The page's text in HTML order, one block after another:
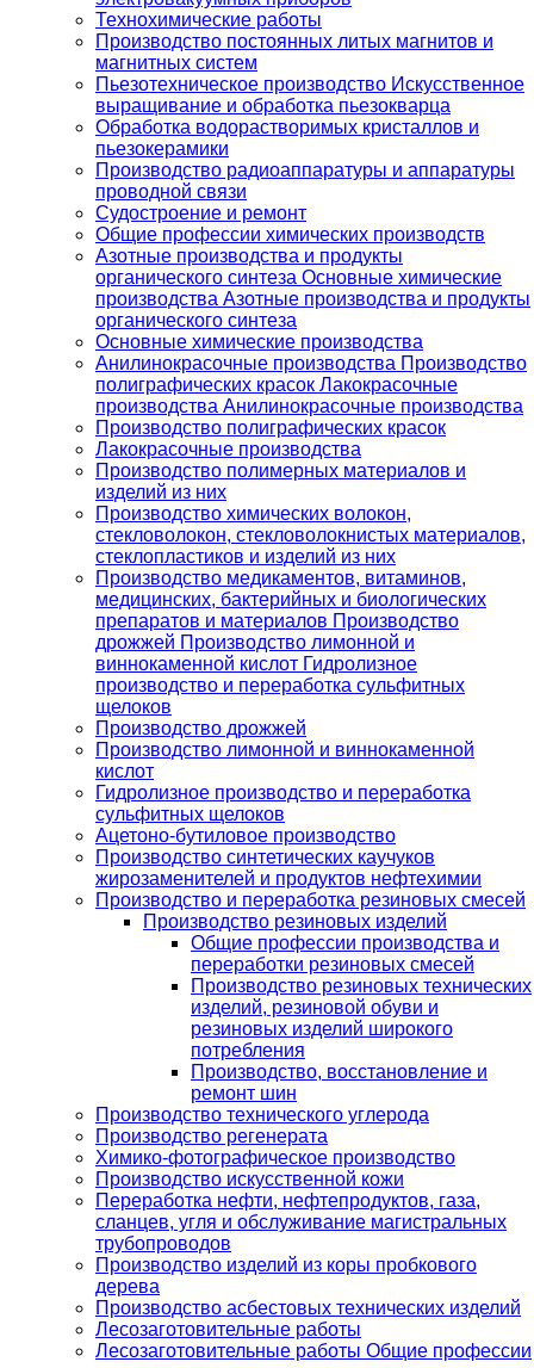
Технохимические работы
Производство постоянных литых магнитов и
магнитных систем
Пьезотехническое производство Искусственное
выращивание и обработка пьезокварца
Обработка водорастворимых кристаллов и
пьезокерамики
Производство радиоаппаратуры и аппаратуры
проводной связи
Судостроение и ремонт
Общие профессии химических производств
Азотные производства и продукты
органического синтеза Основные химические
производства Азотные производства и продукты
органического синтеза
Основные химические производства
Анилинокрасочные производства Производство
полиграфических красок Лакокрасочные
производства Анилинокрасочные производства
Производство полиграфических красок
Лакокрасочные производства
Производство полимерных материалов и
изделий из них
Производство химических волокон,
стекловолокон, стекловолокнистых материалов,
стеклопластиков и изделий из них
Производство медикаментов, витаминов,
медицинских, бактерийных и биологических
препаратов и материалов Производство
дрожжей Производство лимонной и
виннокаменной кислот Гидролизное
производство и переработка сульфитных
щелоков
Производство дрожжей
Производство лимонной и виннокаменной
кислот
Гидролизное производство и переработка
сульфитных щелоков
Ацетоно-бутиловое производство
Производство синтетических каучуков
жирозаменителей и продуктов нефтехимии
Производство и переработка резиновых смесей
Производство резиновых изделий
Общие профессии производства и
переработки резиновых смесей
Производство резиновых технических
изделий, резиновой обуви и
резиновых изделий широкого
потребления
Производство, восстановление и
ремонт шин
Производство технического углерода
Производство регенерата
Химико-фотографическое производство
Производство искусственной кожи
Переработка нефти, нефтепродуктов, газа,
сланцев, угля и обслуживание магистральных
трубопроводов
Производство изделий из коры пробкового
дерева
Производство асбестовых технических изделий
Лесозаготовительные работы
Лесозаготовительные работы Общие профессии